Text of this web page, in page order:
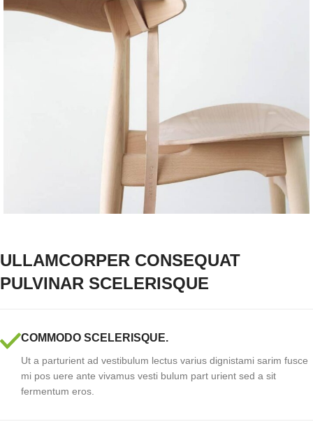
ULLAMCORPER CONSEQUAT
PULVINAR SCELERISQUE
COMMODO SCELERISQUE.
Ut a parturient ad vestibulum lectus varius dignistami sarim fusce
mi pos uere ante vivamus vesti bulum part urient sed a sit
fermentum eros.